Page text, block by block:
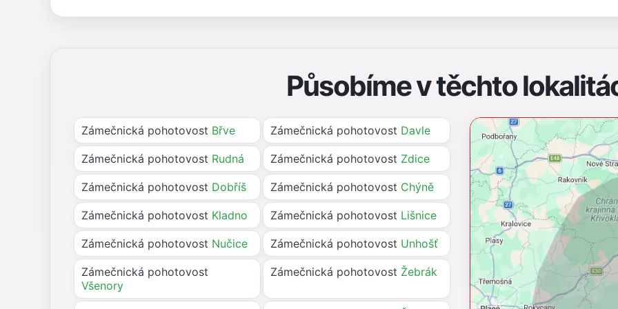
Působíme v těchto
Zámečnická pohotovost Břve Zámečnická pohotovost Davle
Zámečnická pohotovost Rudná Zámečnická pohotovost Zdice
Zámečnická pohotovost Dobříš Zámečnická pohotovost Chýně
Zámečnická pohotovost Kladno Zámečnická pohotovost Lišnice
Zámečnická pohotovost Nučice Zámečnická pohotovost Unhošť
Zámečnická pohotovost
Všenory
Zámečnická pohotovost Žebrák